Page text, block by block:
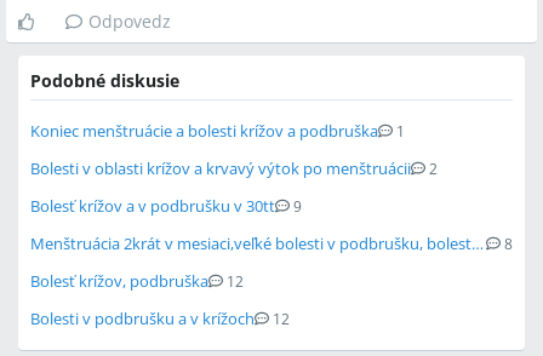
Odpovedz
Podobné diskusie
Koniec menštruácie a bolesti krížov a podbruška 1
Bolesti v oblasti krížov a krvavý výtok po menštruácii 2
Bolesť krížov a v podbrušku v 30tt 9
Menštruácia 2krát v mesiaci,veľké bolesti v podbrušku, bolesti krížov a cítim... 8
Bolesť krížov, podbruška 12
Bolesti v podbrušku a v krížoch 12